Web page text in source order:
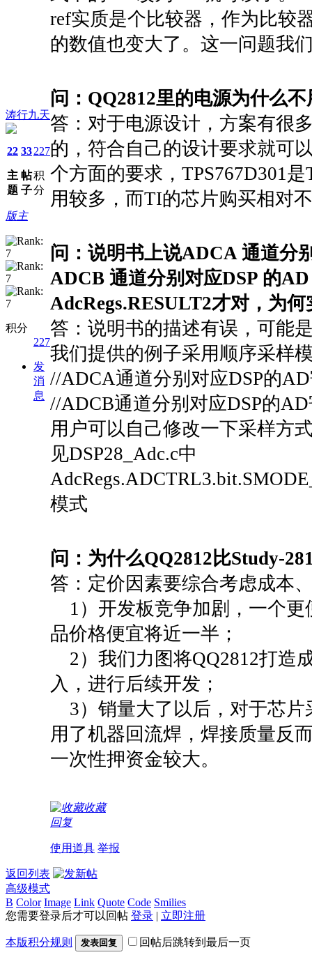
涛行九天
22
主
题
33
帖
子
227
积
分
版主
积分
227
发
消
息
ref实质是个比较器，作为比较
的数值也变大了。这一问题我
问：QQ2812里的电源为什么
答：对于电源设计，方案有很
的，符合自己的设计要求就可
个方面的要求，TPS767D301
用较多，而TI的芯片购买相对
问：说明书上说ADCA 通道分
ADCB 通道分别对应DSP 的
AdcRegs.RESULT2才对，为
答：说明书的描述有误，可能
我们提供的例子采用顺序采样
//ADCA通道分别对应DSP的
//ADCB通道分别对应DSP的
用户可以自己修改一下采样方
见DSP28_Adc.c中
模式
问：为什么QQ2812比Study-
答：定价因素要综合考虑成本
1）开发板竞争加剧，一个更
品价格便宜将近一半；
2）我们力图将QQ2812打造
入，进行后续开发；
3）销量大了以后，对于芯片
用了机器回流焊，焊接质量反
一次性押资金较大。
收藏
回复
使用道具 举报
返回列表
高级模式
B Color Image Link Quote Code Smilies
您需要登录后才可以回帖 登录 | 立即注册
本版积分规则 发表回复 回帖后跳转到最后一页